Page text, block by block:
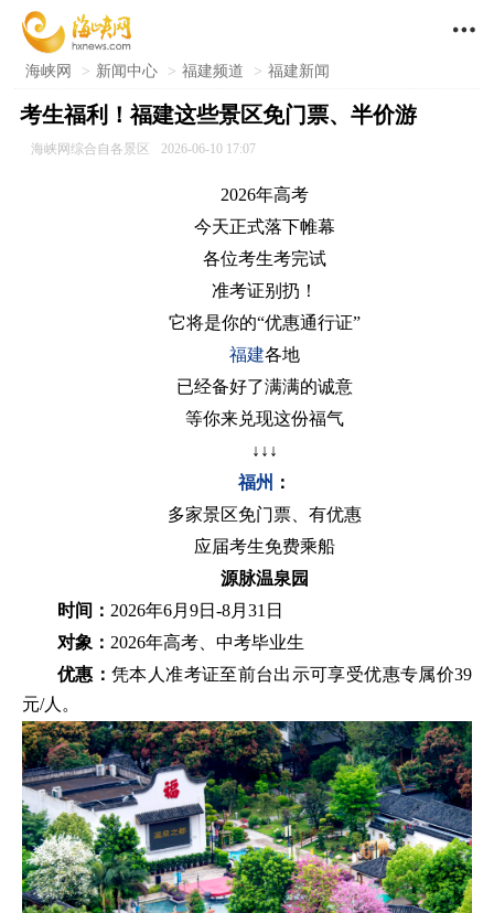

海峡网 > 新闻中心 > 福建频道 > 福建新闻
考生福利！福建这些景区免门票、半价游
海峡网综合自各景区 2026-06-10 17:07
2026年高考
今天正式落下帷幕
各位考生考完试
准考证别扔！
它将是你的“优惠通行证”
福建各地
已经备好了满满的诚意
等你来兑现这份福气
↓↓↓
福州 ：
多家景区免门票、有优惠
应届考生免费乘船
源脉温泉园
时间： 2026年6月9日-8月31日
对象 ： 2026年高考、中考毕业生
优惠：凭本人准考证至前台出示可享受优惠专属价39
元/人。